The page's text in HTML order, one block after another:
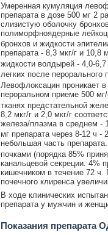
Умеренная кумуляция
препарата в дозе 500 мг 2
слизистую оболочку
полиморфноядерные
бронхов и жидкости
препарата - 8,3 мкг/г и 10,8
жидкости волдырей - 4,0-
легких после перорального
Левофлоксацин проникает
пероральном приеме 500
тканях предстательной
8,2 мкг/г и 2,0 мкг/г
железа/плазма в среднем -
мг препарата через 8-12 ч -
небольшая часть
почками (порядка 85%
канальцевой секреции. 4%
кишечником в течение 72
почечного клиренса
В ходе клинических
препарата у мужчин и
Показания препарата